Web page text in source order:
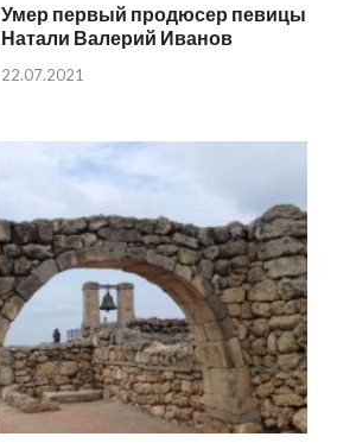
Умер первый продюсер певицы
Натали Валерий Иванов
22.07.2021